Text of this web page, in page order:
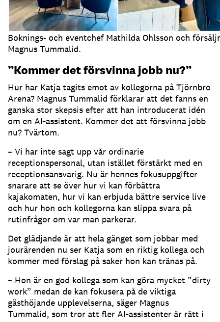
Boknings- och eventchef Mathilda Ohlsson och
Magnus Tummalid.
”Kommer det försvinna jobb nu?”
Hur har Katja tagits emot av kollegorna på Tjörnbro
Arena? Magnus Tummalid förklarar att det fanns en
ganska stor skepsis efter att han introducerat idén
om en AI-assistent. Kommer det att försvinna jobb
nu? Tvärtom.
– Vi har inte sagt upp vår ordinarie
receptionspersonal, utan istället förstärkt med en
receptionsansvarig. Nu är hennes fokusuppgifter
snarare att se över hur vi kan förbättra
kajakomaten, hur vi kan erbjuda bättre service live
och hur hon och kollegorna kan slippa svara på
rutinfrågor om var man parkerar.
Det glädjande är att hela gänget som jobbar med
jourärenden nu ser Katja som en riktig kollega och
kommer med förslag på saker hon kan tränas på.
– Hon är en god kollega som kan göra mycket ”dirty
work” medan de kan fokusera på de viktiga
gästhöjande upplevelserna, säger Magnus
Tummalid, som tror att fler AI-assistenter är rätt i